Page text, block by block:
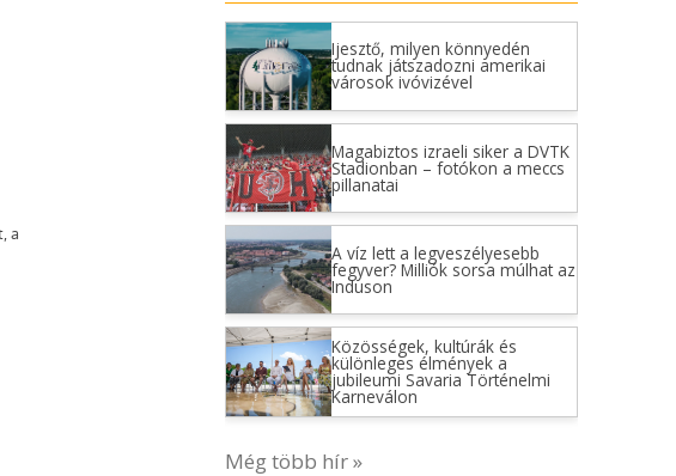
Ijesztő, milyen könnyedén
tudnak játszadozni amerikai
városok ivóvizével
Magabiztos izraeli siker a DVTK
Stadionban – fotókon a meccs
pillanatai
A víz lett a legveszélyesebb
fegyver? Milliók sorsa múlhat az
Induson
Közösségek, kultúrák és
különleges élmények a
jubileumi Savaria Történelmi
Karneválon
Még több hír »